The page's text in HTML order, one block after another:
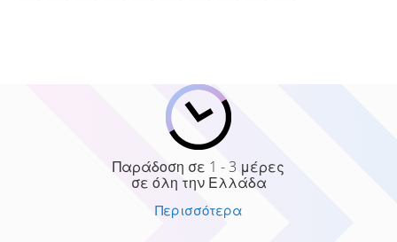
Παράδοση σε 1 - 3 μέρες
σε όλη την Ελλάδα
Περισσότερα